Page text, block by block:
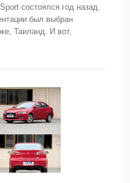
состоялся год назад.
был выбран
Таиланд. И вот,